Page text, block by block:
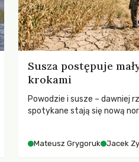
Susza postępuje
krokami
Powodzie i susze – dawniej
spotykane stają się nową
SGGW.
Mateusz Grygoruk Jacek